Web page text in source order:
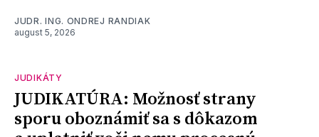
JUDR. ING. ONDREJ RANDIAK
august 5, 2026
JUDIKÁTY
JUDIKATÚRA: Možnosť strany
sporu oboznámiť sa s dôkazom